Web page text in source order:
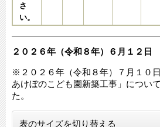
さ
い。
２０２６年（令和８年）６月１２日​
※２０２６年（令和８年）７月１０
あけぼのこども園新築工事」につい
た。​​​​​​​​
表のサイズを切り替える